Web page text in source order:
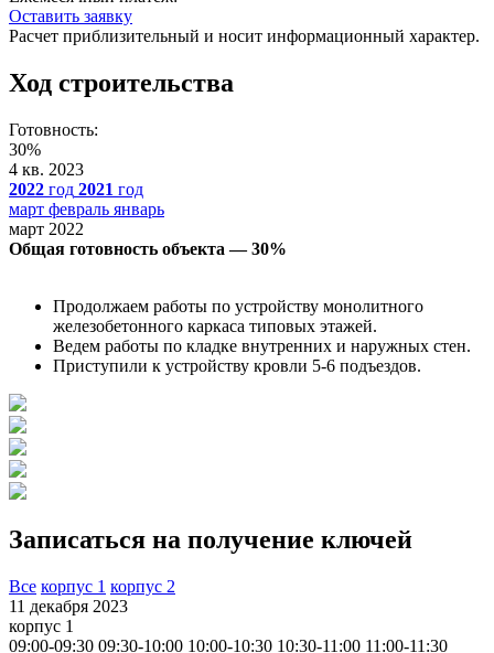
Оставить заявку
Расчет приблизительный и носит информационный характер.
Ход строительства
Готовность:
30%
4 кв. 2023
2022 год 2021 год
март февраль январь
март 2022
Общая готовность объекта — 30%
Продолжаем работы по устройству монолитного
железобетонного каркаса типовых этажей.
Ведем работы по кладке внутренних и наружных стен.
Приступили к устройству кровли 5-6 подъездов.
Записаться на получение ключей
Все корпус 1 корпус 2
11 декабря 2023
корпус 1
09:00-09:30 09:30-10:00 10:00-10:30 10:30-11:00 11:00-11:30